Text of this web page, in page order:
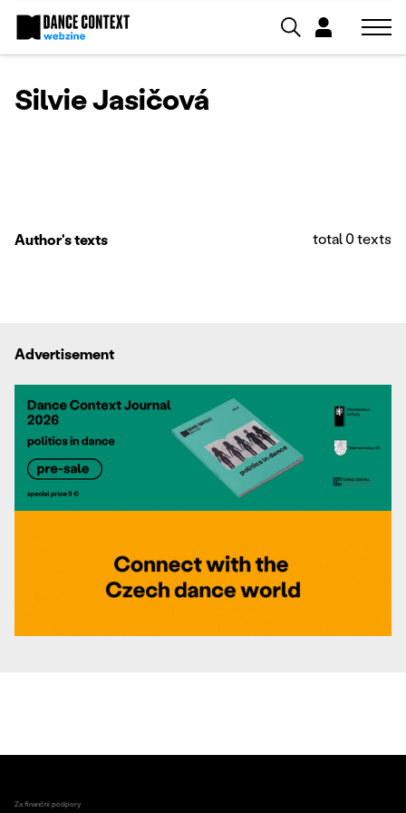
Silvie Jasičová
Author's texts total 0 texts
Advertisement
Za finanční podpory